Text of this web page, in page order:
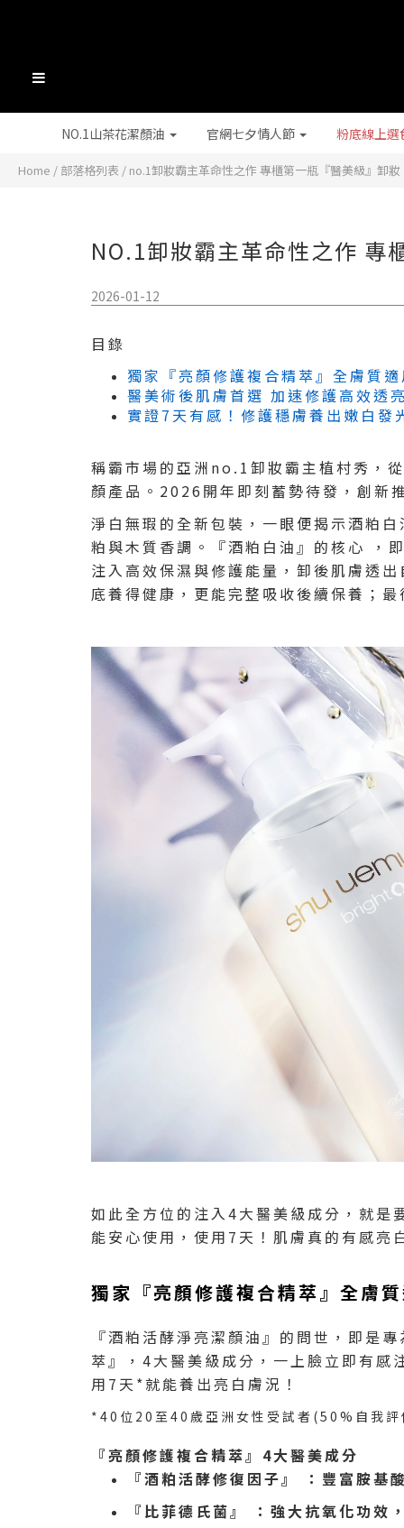
NO.1山茶花潔顏油 官網七夕情人節 粉底線上選
Home / 部落格列表 / no.1卸妝霸主革命性之作 專櫃第一瓶『醫美級』卸妝
NO.1卸妝霸主革命性之作 專
2026-01-12
目錄
獨家『亮顏修護複合精萃』全膚質
醫美術後肌膚首選 加速修護高效透
實證7天有感！修護穩膚養出嫩白發
稱霸市場的亞洲no.1卸妝霸主植村秀，
顏產品。2026開年即刻蓄勢待發，創新
淨白無瑕的全新包裝，一眼便揭示酒粕
粕與木質香調。『酒粕白油』的核心 ，
注入高效保濕與修護能量，卸後肌膚透
底養得健康，更能完整吸收後續保養；
如此全方位的注入4大醫美級成分，就是
能安心使用，使用7天！肌膚真的有感亮
獨家『亮顏修護複合精萃』全膚
『酒粕活酵淨亮潔顏油』的問世，即
萃』，4大醫美級成分，一上臉立即有感
用7天*就能養出亮白膚況！
*40位20至40歲亞洲女性受試者(50%自我評
『亮顏修護複合精萃』4大醫美成分
『酒粕活酵修復因子』 ：豐富胺基
『比菲德氏菌』 ：強大抗氧化功效